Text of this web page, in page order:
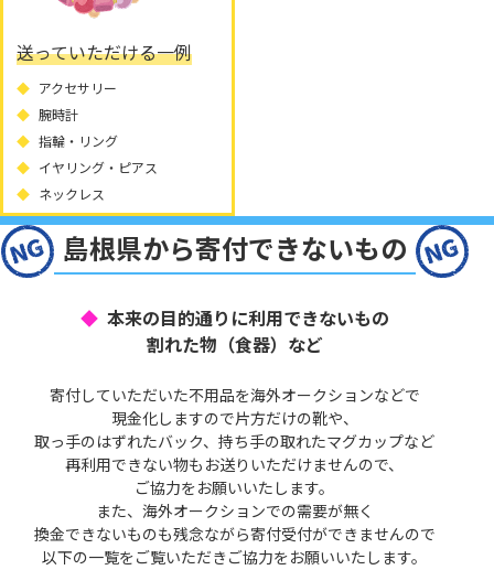
送っていただける一例
アクセサリー
腕時計
指輪・リング
イヤリング・ピアス
ネックレス
島根県から寄付できないもの
本来の目的通りに利用できないもの
割れた物（食器）など
寄付していただいた不用品を海外オークションなどで
現金化しますので片方だけの靴や、
取っ手のはずれたバック、持ち手の取れたマグカップなど
再利用できない物もお送りいただけませんので、
ご協力をお願いいたします。
また、海外オークションでの需要が無く
換金できないものも残念ながら寄付受付ができませんので
以下の一覧をご覧いただきご協力をお願いいたします。